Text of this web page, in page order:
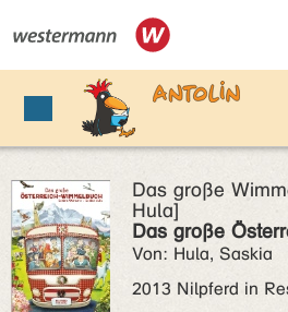
Das große
Hula]
Das große
Von: Hula, Saskia
2013 Nilpferd in